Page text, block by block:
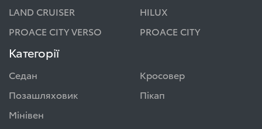
LAND CRUISER
HILUX
PROACE CITY VERSO
PROACE CITY
Категорії
Седан
Кросовер
Позашляховик
Пікап
Мінівен